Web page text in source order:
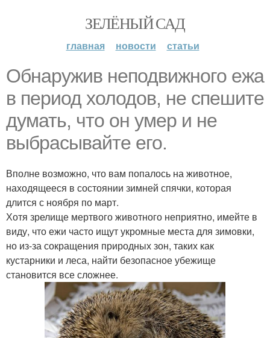
ЗЕЛЁНЫЙ САД
главная новости статьи
Обнаружив неподвижного ежа
в период холодов, не спешите
думать, что он умер и не
выбрасывайте его.
Вполне возможно, что вам попалось на животное,
находящееся в состоянии зимней спячки, которая
длится с ноября по март.
Хотя зрелище мертвого животного неприятно, имейте в
виду, что ежи часто ищут укромные места для зимовки,
но из-за сокращения природных зон, таких как
кустарники и леса, найти безопасное убежище
становится все сложнее.